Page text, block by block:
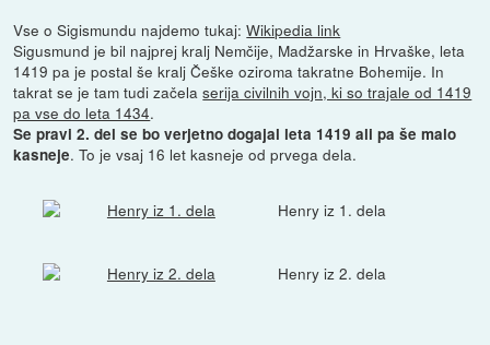
Vse o Sigismundu najdemo tukaj:Wikipedia link
Sigusmund je bil najprej kralj Nemčije, Madžarske in Hrvaške, leta
1419 pa je postal še kralj Češke oziroma takratne Bohemije. In
takrat se je tam tudi začelaserija civilnih vojn, ki so trajale od 1419
pa vse do leta 1434.
Se pravi 2. del se bo verjetno dogajal leta 1419 ali pa še malo
kasneje. To je vsaj 16 let kasneje od prvega dela.
Henry iz 1. dela
Henry iz 2. dela